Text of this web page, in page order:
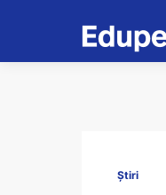
Știri